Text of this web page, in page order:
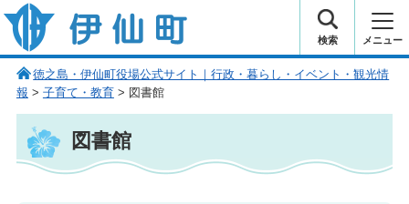
伊仙町 健康・長寿と子宝の町
検索 メニュー
徳之島・伊仙町役場公式サイト｜行政・暮らし・イベント・観光情
報 > 子育て・教育> 図書館
図書館